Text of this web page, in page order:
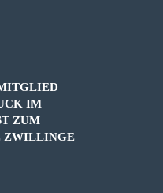
IM
ZUM
ZWILLINGE